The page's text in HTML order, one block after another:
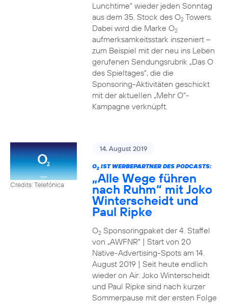
Lunchtime“ wieder jeden Sonntag
aus dem 35. Stock des O2Towers.
Dabei wird die Marke O2
aufmerksamkeitsstark inszeniert –
zum Beispiel mit der neu ins Leben
gerufenen Sendungsrubrik „Das O
des Spieltages“, die die
Sponsoring-Aktivitäten geschickt
mit der aktuellen „Mehr O“-
Kampagne verknüpft.
Credits: Telefónica
14. August 2019
O2IST WERBEPARTNER DES PODCASTS:
„Alle Wege führen
nach Ruhm“ mit Joko
Winterscheidt und
Paul Ripke
O2Sponsoringpaket der 4. Staffel
von „AWFNR“ | Start von 20
Native-Advertising-Spots am 14.
August 2019 | Seit heute endlich
wieder on Air: Joko Winterscheidt
und Paul Ripke sind nach kurzer
Sommerpause mit der ersten Folge